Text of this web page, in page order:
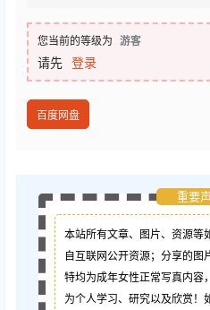
您当前的等级为 游客
请先 登录
百度网盘
重要
本站所有文章、图片、资源等
自互联网公开资源； 分享的图
特均为成年女性正常写真内容
为个人学习、研究以及欣赏！